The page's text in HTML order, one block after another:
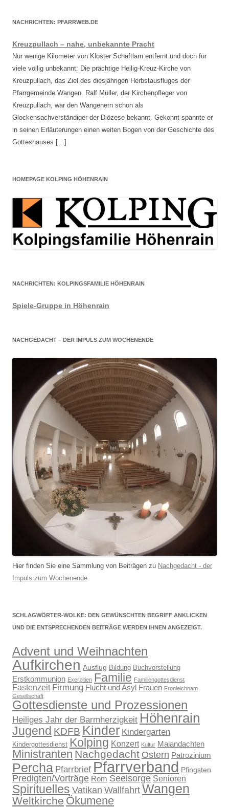
NACHRICHTEN: PFARRWEB.DE
Kreuzpullach – nahe, unbekannte Pracht
Nur wenige Kilometer von Kloster Schäftlarn entfernt und doch für
viele völlig unbekannt: Die prächtige Heilig-Kreuz-Kirche von
Kreuzpullach, das Ziel des diesjährigen Herbstausfluges der
Pfarrgemeinde Wangen. Ralf Müller, der Kirchenpfleger von
Kreuzpullach, war den Wangenern schon als
Glockensachverständiger der Diözese bekannt. Gekonnt spannte er
in seinen Erläuterungen einen weiten Bogen von der Geschichte des
Gotteshauses […]
HOMEPAGE KOLPING HÖHENRAIN
NACHRICHTEN: KOLPINGSFAMILIE HÖHENRAIN
Spiele-Gruppe in Höhenrain
NACHGEDACHT – DER IMPULS ZUM WOCHENENDE
Hier finden Sie eine Sammlung von Beiträgen zu Nachgedacht - der
Impuls zum Wochenende
SCHLAGWÖRTER-WOLKE: DEN GEWÜNSCHTEN BEGRIFF ANKLICKEN
UND DIE ENTSPRECHENDEN BEITRÄGE WERDEN IHNEN ANGEZEIGT.
Advent und Weihnachten
Aufkirchen Ausflug Bildung Buchvorstellung
Erstkommunion Exerzitien Familie Familiengottesdienst
Fastenzeit Firmung Flucht und Asyl Frauen Fronleichnam
Gesellschaft
Gottesdienste und Prozessionen
Heiliges Jahr der Barmherzigkeit Höhenrain
Jugend KDFB Kinder Kindergarten
Kindergottesdienst Kolping Konzert Kultur Maiandachten
Ministranten Nachgedacht Ostern Patrozinium
Percha Pfarrbrief Pfarrverband Pfingsten
Predigten/Vorträge Rom Seelsorge Senioren
Spirituelles Vatikan WallfahrtWangen
Weltkirche Ökumene